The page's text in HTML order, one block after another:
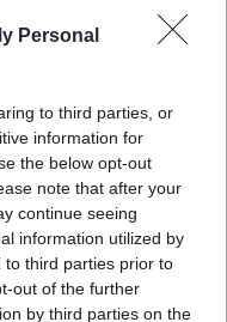
Personal
to third parties, or
information for
the below opt-out
note that after your
continue seeing
information utilized by
to third parties prior to
out of the further
by third parties on the